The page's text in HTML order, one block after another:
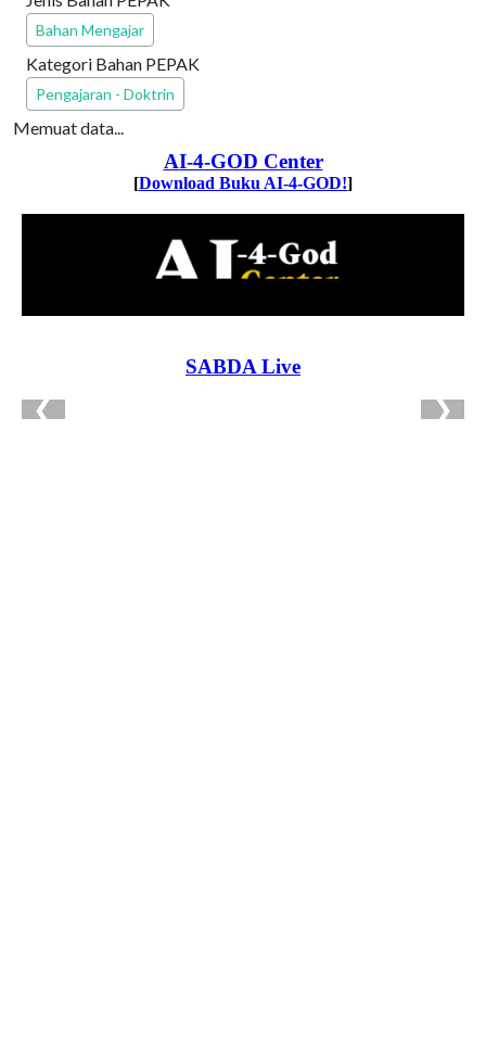
Bahan Mengajar
Kategori Bahan PEPAK
Pengajaran - Doktrin
Memuat data...